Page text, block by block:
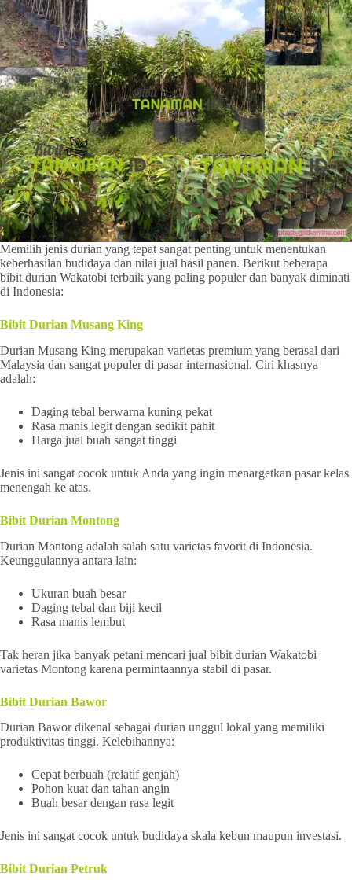
Memilih jenis durian yang tepat sangat penting untuk menentukan
keberhasilan budidaya dan nilai jual hasil panen. Berikut beberapa
bibit durian Wakatobi terbaik yang paling populer dan banyak diminati
di Indonesia:
Bibit Durian Musang King
Durian Musang King merupakan varietas premium yang berasal dari
Malaysia dan sangat populer di pasar internasional. Ciri khasnya
adalah:
Daging tebal berwarna kuning pekat
Rasa manis legit dengan sedikit pahit
Harga jual buah sangat tinggi
Jenis ini sangat cocok untuk Anda yang ingin menargetkan pasar kelas
menengah ke atas.
Bibit Durian Montong
Durian Montong adalah salah satu varietas favorit di Indonesia.
Keunggulannya antara lain:
Ukuran buah besar
Daging tebal dan biji kecil
Rasa manis lembut
Tak heran jika banyak petani mencari jual bibit durian Wakatobi
varietas Montong karena permintaannya stabil di pasar.
Bibit Durian Bawor
Durian Bawor dikenal sebagai durian unggul lokal yang memiliki
produktivitas tinggi. Kelebihannya:
Cepat berbuah (relatif genjah)
Pohon kuat dan tahan angin
Buah besar dengan rasa legit
Jenis ini sangat cocok untuk budidaya skala kebun maupun investasi.
Bibit Durian Petruk